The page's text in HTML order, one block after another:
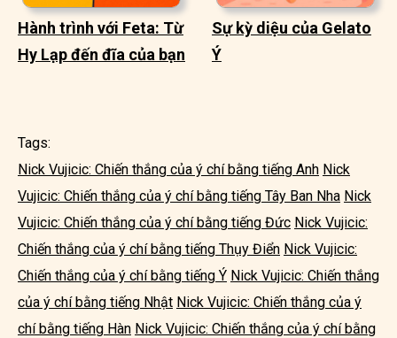
Hành trình với Feta: Từ
Hy Lạp đến đĩa của bạn
Sự kỳ diệu của Gelato
Ý
Tags:
Nick Vujicic: Chiến thắng của ý chí bằng tiếng Anh Nick
Vujicic: Chiến thắng của ý chí bằng tiếng Tây Ban Nha Nick
Vujicic: Chiến thắng của ý chí bằng tiếng Đức Nick Vujicic:
Chiến thắng của ý chí bằng tiếng Thụy Điển Nick Vujicic:
Chiến thắng của ý chí bằng tiếng Ý Nick Vujicic: Chiến thắng
của ý chí bằng tiếng Nhật Nick Vujicic: Chiến thắng của ý
chí bằng tiếng Hàn Nick Vujicic: Chiến thắng của ý chí bằng